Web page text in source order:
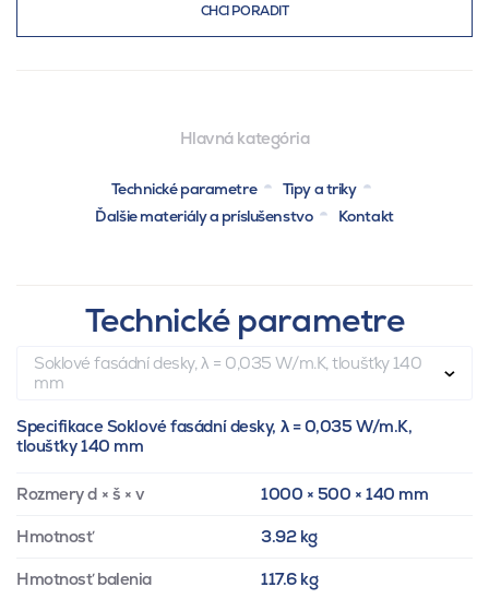
CHCI PORADIT
Hlavná kategória
Technické parametre
Tipy a triky
Ďalšie materiály a príslušenstvo
Kontakt
Technické parametre
Soklové fasádní desky, λ = 0,035 W/m.K, tloušťky 140
mm
Specifikace Soklové fasádní desky, λ = 0,035 W/m.K,
tloušťky 140 mm
Rozmery d × š × v 1000 × 500 × 140 mm
Hmotnosť 3.92 kg
Hmotnosť balenia 117.6 kg